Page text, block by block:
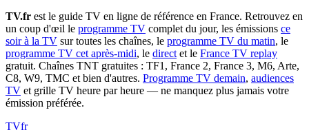
TV.fr est le guide TV en ligne de référence en France. Retrouvez en
un coup d'œil le programme TV complet du jour, les émissions ce
soir à la TV sur toutes les chaînes, le programme TV du matin, le
programme TV cet après-midi, le direct et le France TV replay
gratuit. Chaînes TNT gratuites : TF1, France 2, France 3, M6, Arte,
C8, W9, TMC et bien d'autres. Programme TV demain, audiences
TV et grille TV heure par heure — ne manquez plus jamais votre
émission préférée.
TVfr